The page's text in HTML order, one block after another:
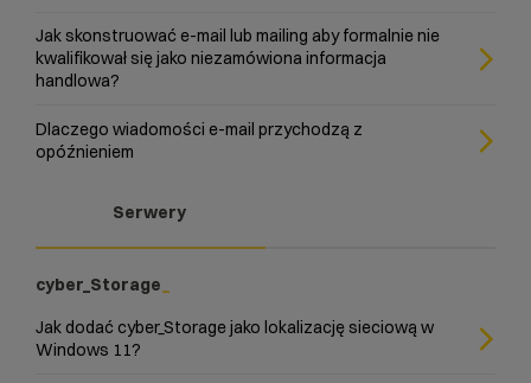
Jak skonstruować e-mail lub mailing aby formalnie nie
kwalifikował się jako niezamówiona informacja
handlowa?
Dlaczego wiadomości e-mail przychodzą z
opóźnieniem
Serwery
cyber_Storage
Jak dodać cyber_Storage jako lokalizację sieciową w
Windows 11?